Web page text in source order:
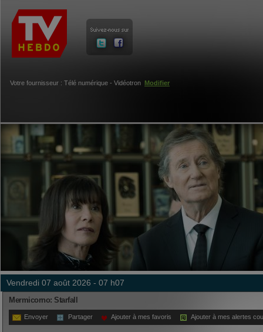
Votre fournisseur : Télé numérique - Vidéotron Modifier
vendredi 07 août 2026 - 07 h07
Mermicorno: Starfall
Envoyer Partager Ajouter à mes favoris Ajouter à mes alertes